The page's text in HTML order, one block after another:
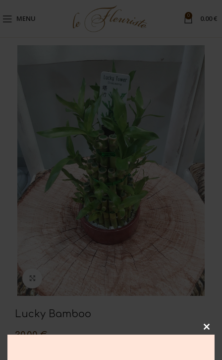
MENU 0 0.00€
Click to enlarge
Lucky Bamboo
30.00€